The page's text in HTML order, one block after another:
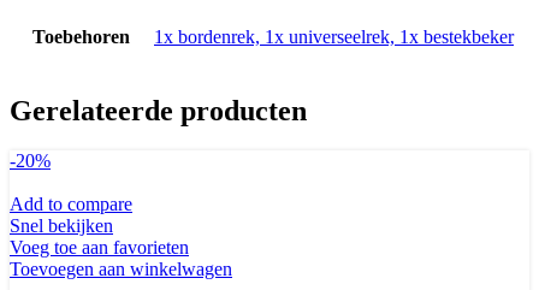
Toebehoren 1x bordenrek, 1x universeelrek, 1x bestekbeker
Gerelateerde producten
-20%
Add to compare
Snel bekijken
Voeg toe aan favorieten
Toevoegen aan winkelwagen